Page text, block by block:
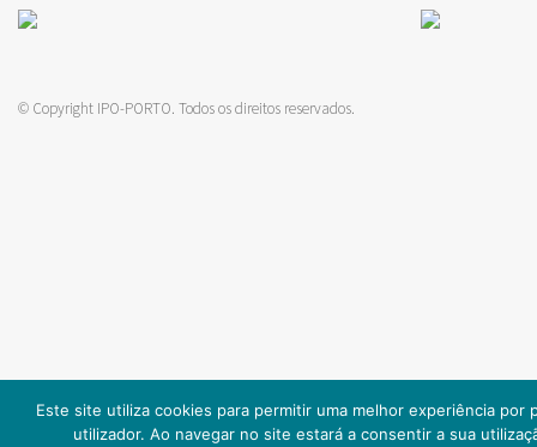
© Copyright IPO-PORTO. Todos os direitos reservados.
Este site utiliza cookies para permitir uma melhor experiência por
utilizador. Ao navegar no site estará a consentir a sua